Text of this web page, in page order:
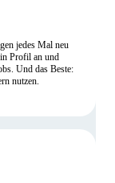
jedes Mal neu
Profil an und
Und das Beste:
nutzen.